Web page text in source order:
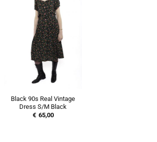
Black 90s Real Vintage
Dress S/M Black
€ 65,00